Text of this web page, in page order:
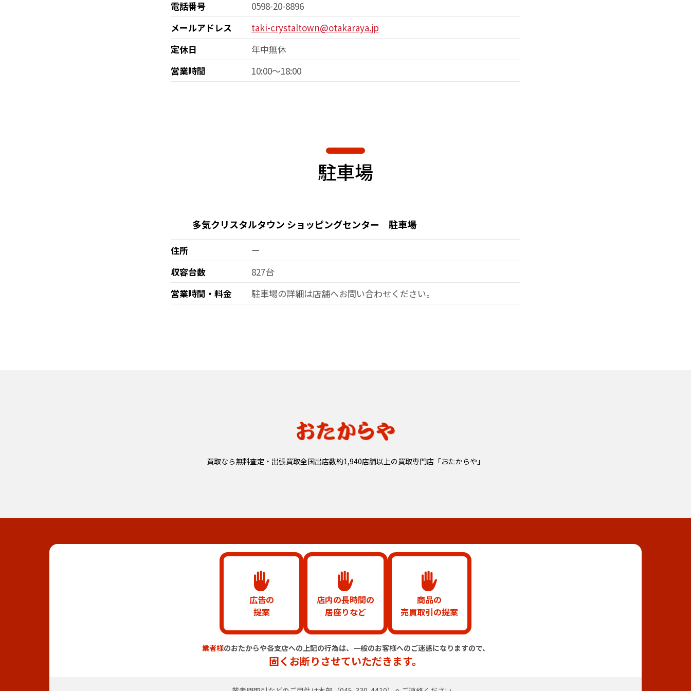
電話番号
0598-20-8896
メールアドレス
taki-crystaltown@otakaraya.jp
定休日
年中無休
営業時間
10:00～18:00
駐車場
多気クリスタルタウン ショッピングセンター 駐車場
住所
ー
収容台数
827台
営業時間・料金
駐車場の詳細は店舗へお問い合わせください。
買取なら無料査定・出張買取全国出店数約1,940店舗以上の買取専門店「おたからや」
広告の
提案
店内の長時間の
居座りなど
商品の
売買取引の提案
業者様のおたからや各支店への上記の行為は、 一般のお客様へのご迷惑になりますので、
固くお断りさせていただきます。